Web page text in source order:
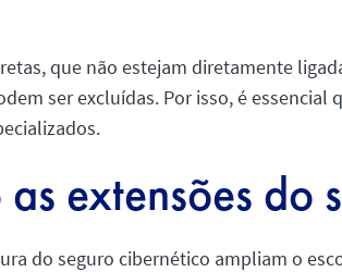
que não estejam diretamente
ser excluídas. Por isso, é
extensões do
do seguro cibernético ampliam o